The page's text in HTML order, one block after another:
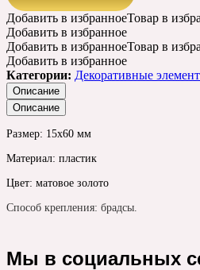
Добавить в избранноеТовар в
Добавить в избранное
Добавить в избранноеТовар в
Добавить в избранное
Категории: Декоративные
Описание
Описание
Размер: 15х60 мм
Материал: пластик
Цвет: матовое золото
Способ крепления: брадсы.
Мы в социальных